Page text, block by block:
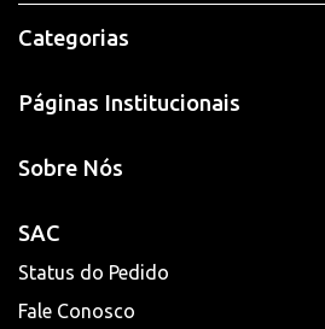
Categorias
Páginas Institucionais
Sobre Nós
SAC
Status do Pedido
Fale Conosco